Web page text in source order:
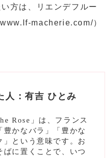
方は、リエンデフルー
macherie.com/）
人：有吉 ひとみ
Rose」は、フランス
豊かなバラ」「豊かな
」という意味です。お
ばに置くことで、いつ